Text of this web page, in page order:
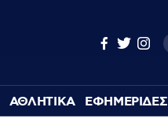
ΑΘΛΗΤΙΚΑ ΕΦΗΜΕΡΙΔΕΣ